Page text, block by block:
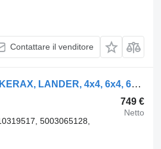
Contattare il venditore
Azionamento finale Renault 5000849555 per camion Renault KERAX, LANDER, 4x4, 6x4, 6x6, 8x4, 8x8, EURO 5
749 €
Netto
5003065128,